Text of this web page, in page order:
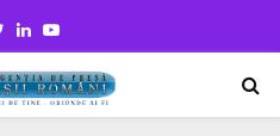
TwitterLinkedinYoutube